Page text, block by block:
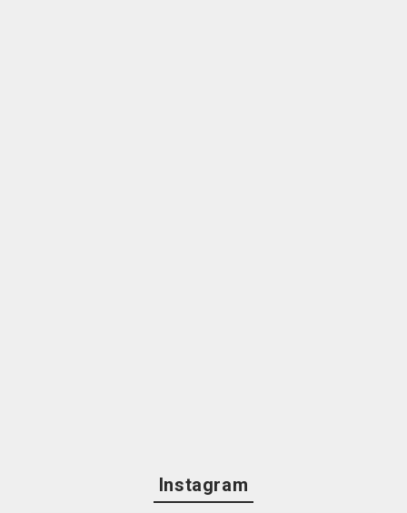
Instagram